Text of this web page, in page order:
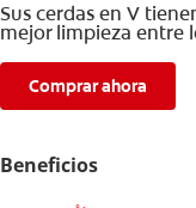
Sus cerdas en V
mejor limpieza entre
Comprar ahora
Beneficios